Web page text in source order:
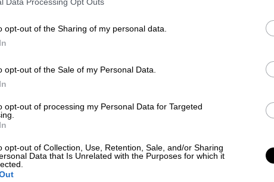
opt-out of the Sharing of my personal data.
opt-out of the Sale of my Personal Data.
opt-out of processing my Personal Data for Targeted
opt-out of Collection, Use, Retention, Sale, and/or Sharing
Data that Is Unrelated with the Purposes for which it